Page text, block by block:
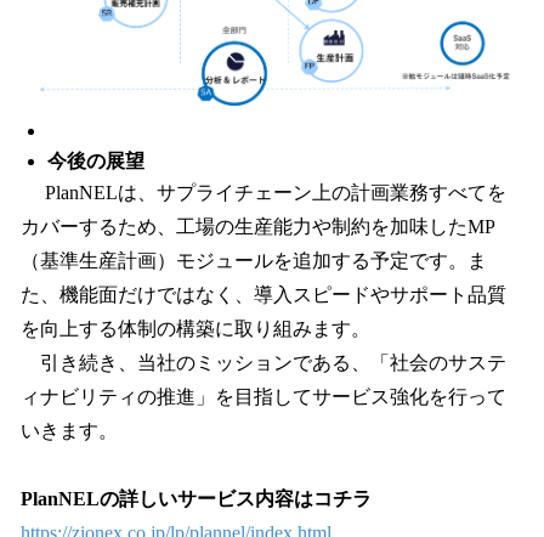
今後の展望
PlanNELは、サプライチェーン上の計画業務すべてを
カバーするため、工場の生産能力や制約を加味したMP
（基準生産計画）モジュールを追加する予定です。ま
た、機能面だけではなく、導入スピードやサポート品質
を向上する体制の構築に取り組みます。
引き続き、当社のミッションである、「社会のサステ
ィナビリティの推進」を目指してサービス強化を行って
いきます。
PlanNELの詳しいサービス内容はコチラ